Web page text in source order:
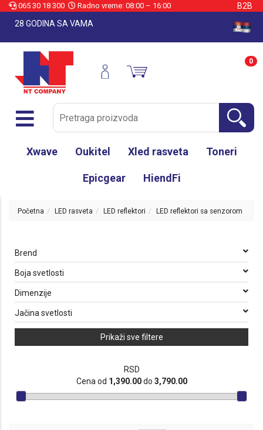
065 30 18 300 Radno vreme: 08:00 – 16:00
B2B
28 GODINA SA VAMA
Xwave Oukitel Xled rasveta Toneri
Epicgear HiendFi
0
Početna LED rasveta LED reflektori LED reflektori sa senzorom
Brend
Boja svetlosti
Dimenzije
Jačina svetlosti
Prikaži sve filtere
RSD
Cena od 1,390.00do 3,790.00